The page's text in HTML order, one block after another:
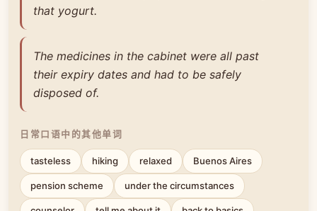
that yogurt.
The medicines in the cabinet were all past
their expiry dates and had to be safely
disposed of.
日常口语中的其他单词
tasteless hiking relaxed Buenos Aires
pension scheme under the circumstances